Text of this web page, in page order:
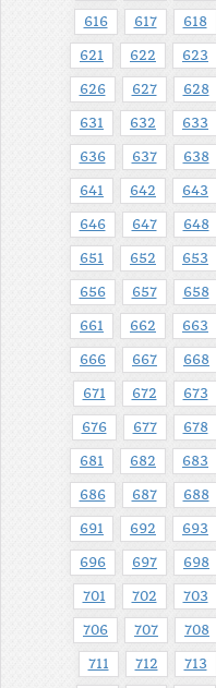
616 617 618
621 622 623
626 627 628
631 632 633
636 637 638
641 642 643
646 647 648
651 652 653
656 657 658
661 662 663
666 667 668
671 672 673
676 677 678
681 682 683
686 687 688
691 692 693
696 697 698
701 702 703
706 707 708
711 712 713